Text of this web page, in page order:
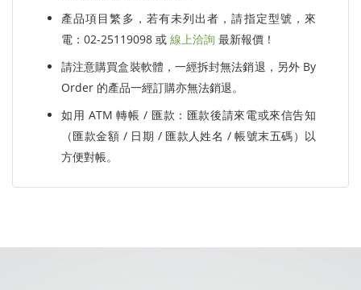
產品項目繁多，若有未列出者，請指定型號，來
電：02-25119098 或 線上洽詢 最新報價！
請注意購買盒裝軟體，一經拆封無法銷退，另外 By
Order 的產品一經訂購亦無法銷退。
如用 ATM 轉帳 / 匯款：匯款後請來電或來信告知
（匯款金額 / 日期 / 匯款人姓名 / 帳號末五碼）以
方便對帳。